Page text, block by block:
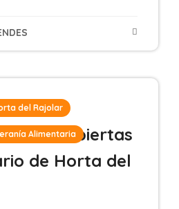
del Rajolar
AlimentariaAbiertas
de Horta del